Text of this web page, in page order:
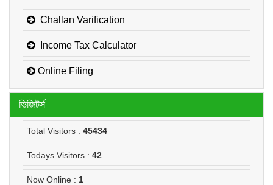
Challan Varification
Income Tax Calculator
Online Filing
ভিজিটর্স
Total Visitors : 45434
Todays Visitors : 42
Now Online : 1